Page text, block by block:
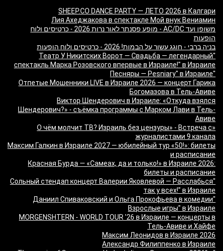
SHEEP.CO DANCE PARTY — ЛЕТО 2026 в Калгари
Лия Ахеджакова в спектакле Мой внук Вениамин
משופן ועד AC/DC - מופע פסנתר לאור נרות 2026 - כרטיסים ולוח
הופעות
בניה ברבי - חוגג עשור על הבמות! 2026 - כרטיסים ולוח הופעות
"Театр У Никитских Ворот — Свадьба — легендарный
спектакль Марка Розовского впервые в Израиле!" в Израиле
"Песняры — Pesniary" в Израиле
Отпетые Мошенники LIVE в Израиле 2026 — концерт Гарика
Богомазова в Тель-Авиве
Виктор Шендерович в Израиле: «Откуда взялся
Шендерович?» - съёмка программы с Марком Лави в Тель-
Авиве
«О чём молчит ТВ? Израиль без цензуры» - Встреча с
журналистами 9 канала
Максим Галкин в Израиле 2027 — юбилейный тур «50!»: билеты
и расписание
Красная Бурда — «Самеах, да и только!» в Израиле 2026:
билеты и расписание
"Сольный стендап концерт Валерии Яковлевой — Расслабься
так у всех!" в Израиле
"Даниил Спиваковский и Ольга Прокофьева в комедии
Взрослые игры" в Израиле
MORGENSHTERN - WORLD TOUR '26 в Израиле — концерты в
Тель-Авиве и Хайфе
Максим Леонидов в Израиле 2026
Александр Филиппенко в Израиле